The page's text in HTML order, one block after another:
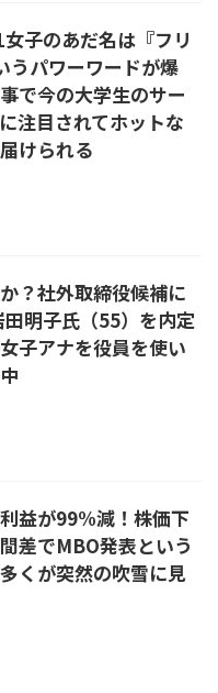
女子のあだ名は『フリ
うパワーワードが爆
で今の大学生のサー
注目されてホットな
けられる
？社外取締役候補に
明子氏（55）を内定
子アナを役員を使い
益が99%減！株価下
差でMBO発表という
くが突然の吹雪に見